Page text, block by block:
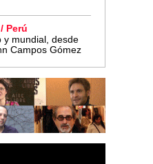
Perú
y mundial, desde
Campos Gómez